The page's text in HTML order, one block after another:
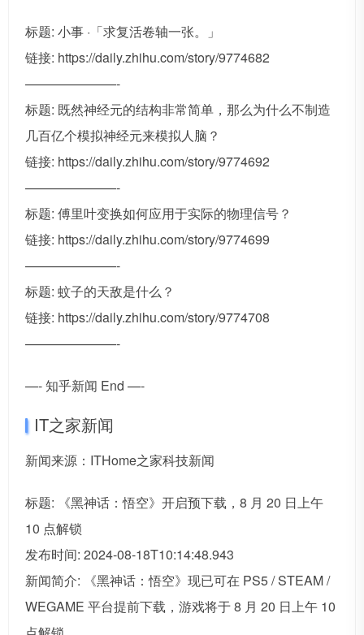
标题: 小事 ·「求复活卷轴一张。」
链接: https://daily.zhihu.com/story/9774682
———————-
标题: 既然神经元的结构非常简单，那么为什么不制造
几百亿个模拟神经元来模拟人脑？
链接: https://daily.zhihu.com/story/9774692
———————-
标题: 傅里叶变换如何应用于实际的物理信号？
链接: https://daily.zhihu.com/story/9774699
———————-
标题: 蚊子的天敌是什么？
链接: https://daily.zhihu.com/story/9774708
———————-
—- 知乎新闻 End —-
IT之家新闻
新闻来源：ITHome之家科技新闻
标题: 《黑神话：悟空》开启预下载，8 月 20 日上午
10 点解锁
发布时间: 2024-08-18T10:14:48.943
新闻简介: 《黑神话：悟空》现已可在 PS5 / STEAM /
WEGAME 平台提前下载，游戏将于 8 月 20 日上午 10